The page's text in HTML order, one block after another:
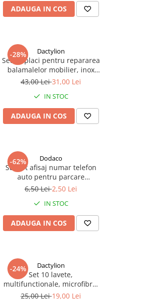
ADAUGA IN COS
-28% Dactylion
Set 12 placi pentru repararea
balamalelor mobilier, inox
rezistent, 72 suruburi incluse,
43,00 Lei31,00 Lei
IN STOC
ADAUGA IN COS
-62% Dodaco
Suport afisaj numar telefon
auto pentru parcare
temporara, magnetic,
negru, 13 cm
6,50 Lei2,50 Lei
IN STOC
ADAUGA IN COS
-24% Dactylion
Set 10 lavete,
multifunctionale, microfibra,
pentru sticla, baie, bucatarie,
25,00 Lei19,00 Lei